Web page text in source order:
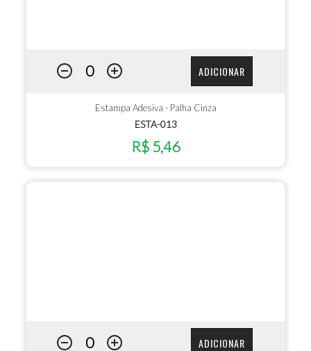
ADICIONAR
Estampa Adesiva - Palha Cinza
ESTA-013
R$ 5,46
ADICIONAR